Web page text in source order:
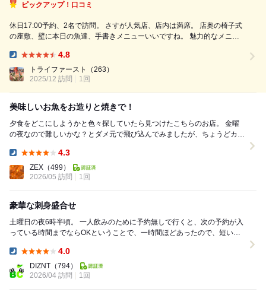
ピックアップ！口コミ
休日17:00予約、2名で訪問。 さすが人気店、店内は満席。 店奥の椅子式
の座敷、壁に本日の魚達、手書きメニューいいですね。 魅力的なメニュ
かに(塩茹で)、タラの白子(昆布焼き)、のど黒焼き、へしこ出し茶漬け、
ドリンク類をオ...
4.8
トライファースト
（263）
2025/12 訪問
1回
美味しいお魚をお造りと焼きで！
夕食をどこにしようかと色々探していたら見つけたこちらのお店。 金曜
の夜なので難しいかな？とダメ元で飛び込んでみましたが、ちょうどカウ
4.3
ZEX （499）
2026/05 訪問
1回
豪華な刺身盛合せ
土曜日の夜6時半頃。 一人飲みのために予約無しで行くと、次の予約が入
っている時間までならOKということで、一時間ほどあったので、短い時
4.0
DIZNT （794）
2026/04 訪問
1回